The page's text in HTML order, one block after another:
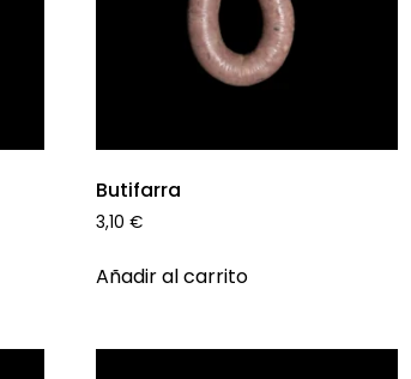
Butifarra
3,10€
Añadir al carrito